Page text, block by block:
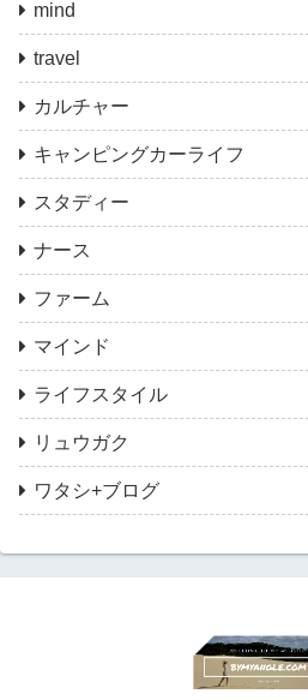
mind
travel
カルチャー
キャンピングカーライフ
スタディー
ナース
ファーム
マインド
ライフスタイル
リュウガク
ワタシ+ブログ